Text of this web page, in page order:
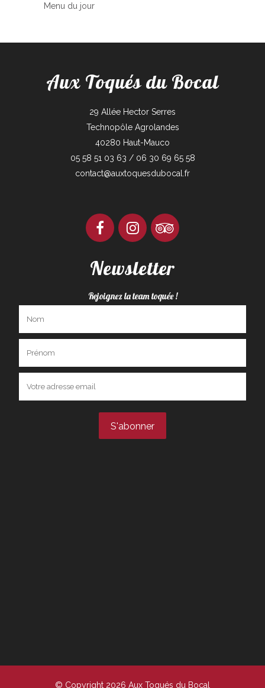
Menu du jour
Aux Toqués du Bocal
29 Allée Hector Serres
Technopôle Agrolandes
40280 Haut-Mauco
05 58 51 03 63 / 06 30 69 65 58
contact@auxtoquesdubocal.fr
Newsletter
Rejoignez la team toquée !
© Copyright 2026 Aux Toqués du Bocal